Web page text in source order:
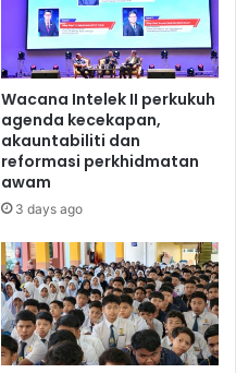
Wacana Intelek II perkukuh
agenda kecekapan,
akauntabiliti dan
reformasi perkhidmatan
awam
3 days ago